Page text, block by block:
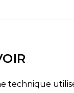
technique